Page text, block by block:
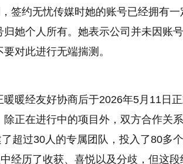
签约无忧传媒时她的账号已经拥有一
她个人所有。她表示公司并未因账
对此进行无端揣测。
暖经友好协商后于2026年5月11日
正在进行中的项目外，双方合作关
超过30人的专属团队，投入了80多
经历了收获、喜悦以及分歧，但这